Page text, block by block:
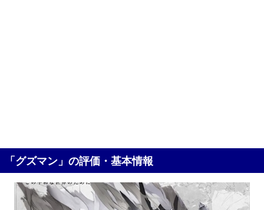
「グズマン」の評価・基本情報